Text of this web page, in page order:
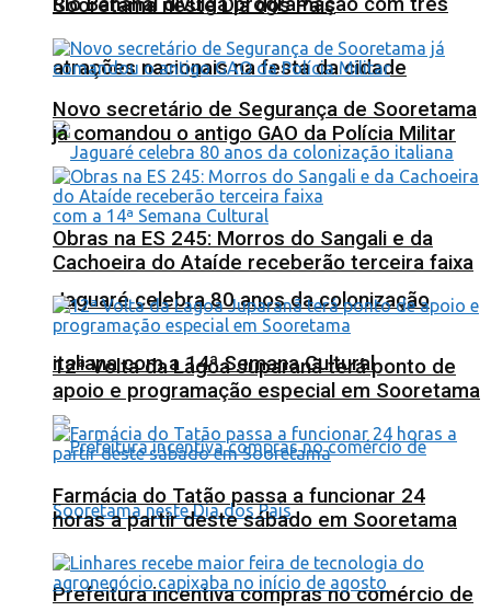
atrações nacionais na festa da cidade
Jaguaré celebra 80 anos da colonização
italiana com a 14ª Semana Cultural
Prefeitura incentiva compras no comércio de
Sooretama neste Dia dos Pais
Novo secretário de Segurança de Sooretama
já comandou o antigo GAO da Polícia Militar
Obras na ES 245: Morros do Sangali e da
Cachoeira do Ataíde receberão terceira faixa
12ª Volta da Lagoa Juparanã terá ponto de
apoio e programação especial em Sooretama
Farmácia do Tatão passa a funcionar 24
horas a partir deste sábado em Sooretama